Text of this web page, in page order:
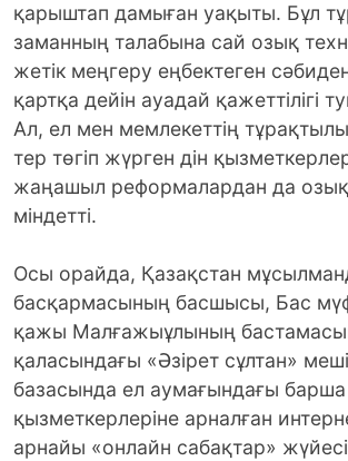
қарыштап дамыған уақыты. Бұл
заманның талабына сай озық
жетік меңгеру еңбектеген
қартқа дейін ауадай қажеттілігі
Ал, ел мен мемлекеттің
тер төгіп жүрген дін
жаңашыл реформалардан да озық
міндетті.
Осы орайда, Қазақстан
басқармасының басшысы, Бас
қажы Малғажыұлының
қаласындағы «Әзірет сұлтан»
базасында ел аумағындағы
қызметкерлеріне арналған
арнайы «онлайн сабақтар» жүйесі